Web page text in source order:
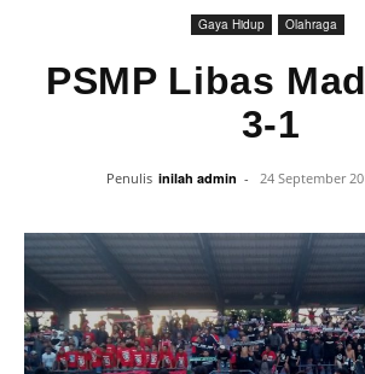
Gaya Hidup Olahraga
PSMP Libas
3-1
Penulis inilah admin - 24 September